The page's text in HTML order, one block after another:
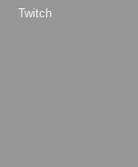
Twitch